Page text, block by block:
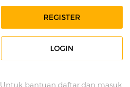
REGISTER
LOGIN
Untuk bantuan daftar dan masuk,